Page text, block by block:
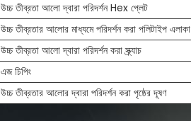
উচ্চ তীব্রতা আলো দ্বারা পরিদর্শন Hex প্লেট
উচ্চ তীব্রতার আলোর মাধ্যমে পরিদর্শন করা পলিটাইপ এলাকা
উচ্চ তীব্রতা আলো দ্বারা পরিদর্শন করা স্ক্র্যাচ
এজ চিপিং
উচ্চ তীব্রতার আলোর দ্বারা পরিদর্শন করা পৃষ্ঠের দূষণ